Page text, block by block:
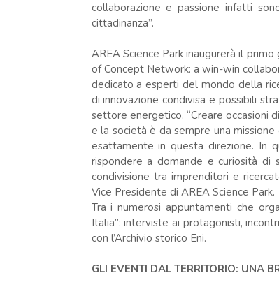
collaborazione e passione infatti
cittadinanza”.
AREA Science Park inaugurerà il
of Concept Network: a win-win
dedicato a esperti del mondo della
di innovazione condivisa e possibili
settore energetico. “Creare occasioni
e la società è da sempre una
esattamente in questa direzione. In
rispondere a domande e curiosità
condivisione tra imprenditori e
Vice Presidente di AREA Science Park.
Tra i numerosi appuntamenti che
Italia”: interviste ai protagonisti,
con l’Archivio storico Eni.
GLI EVENTI DAL TERRITORIO: UNA